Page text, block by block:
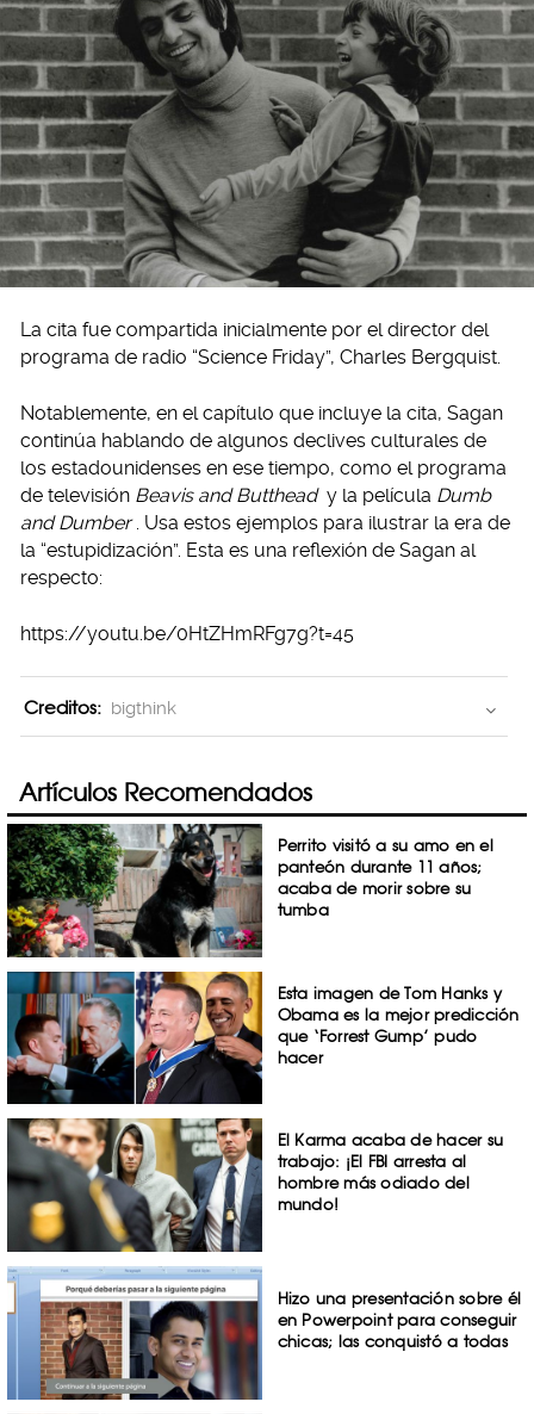
La cita fue compartida inicialmente por el director del
programa de radio “Science Friday”, Charles Bergquist.
Notablemente, en el capítulo que incluye la cita, Sagan
continúa hablando de algunos declives culturales de
los estadounidenses en ese tiempo, como el programa
de televisión Beavis and Butthead y la película Dumb
and Dumber
. Usa estos ejemplos para ilustrar la era de
la “estupidización”. Esta es una reflexión de Sagan al
respecto:
https://youtu.be/0HtZHmRFg7g?t=45
Creditos: bigthink
Artículos Recomendados
Perrito visitó a su amo en el
panteón durante 11 años;
acaba de morir sobre su
tumba
Esta imagen de Tom Hanks y
Obama es la mejor predicción
que ‘Forrest Gump’ pudo
hacer
El Karma acaba de hacer su
trabajo: ¡El FBI arresta al
hombre más odiado del
mundo!
Hizo una presentación sobre él
en Powerpoint para conseguir
chicas; las conquistó a todas